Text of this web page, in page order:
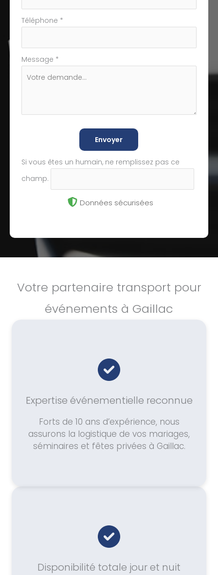
Téléphone *
Message *
Envoyer
Si vous êtes un humain, ne remplissez pas ce
champ.
Données sécurisées
Votre partenaire transport pour
événements à Gaillac
Expertise événementielle reconnue
Forts de 10 ans d’expérience, nous
assurons la logistique de vos mariages,
séminaires et fêtes privées à Gaillac.
Disponibilité totale jour et nuit